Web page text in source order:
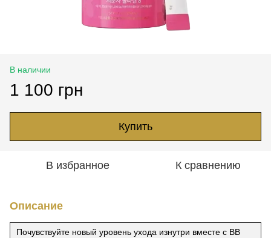
В наличии
1 100 грн
Купить
В избранное К сравнению
Описание
Почувствуйте новый уровень ухода изнутри вместе с BB